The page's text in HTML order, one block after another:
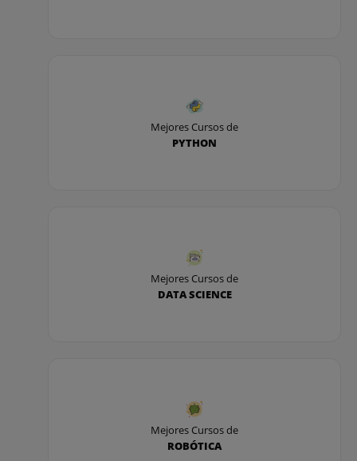
Mejores Cursos de
PYTHON
Mejores Cursos de
DATA SCIENCE
Mejores Cursos de
ROBÓTICA